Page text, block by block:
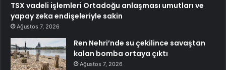
TSX vadeli işlemleri Ortadoğu anlaşması umutları ve
yapay zeka endişeleriyle sakin
Ağustos 7, 2026
Ren Nehri’nde su çekilince savaştan
kalan bomba ortaya çıktı
Ağustos 7, 2026